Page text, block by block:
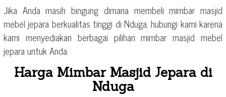
Jika Anda masih bingung dimana membeli mimbar masjid
mebel jepara berkualitas tinggi di Nduga, hubungi kami karena
kami menyediakan berbagai pilihan mimbar masjid mebel
jepara untuk Anda.
Harga Mimbar Masjid Jepara di
Nduga